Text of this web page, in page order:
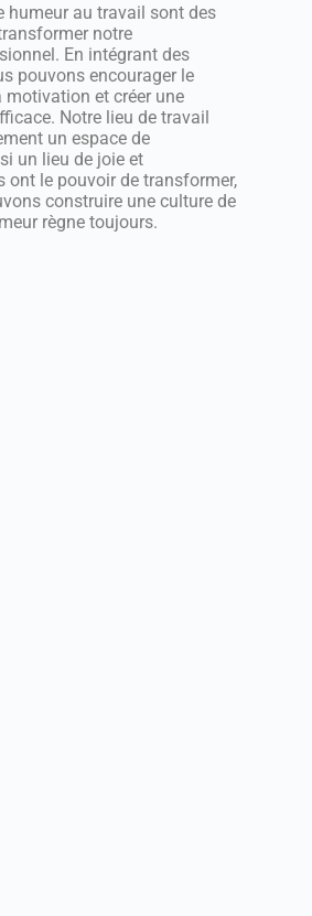
humeur au travail sont des
notre
En intégrant des
pouvons encourager le
motivation et créer une
Notre lieu de travail
un espace de
un lieu de joie et
ont le pouvoir de transformer,
construire une culture de
règne toujours.